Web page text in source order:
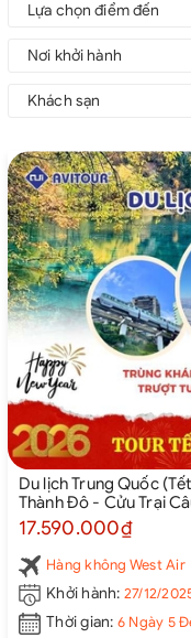
Lựa chọn điểm đến
Nơi khởi hành
Khách sạn
Du lịch Trung Quốc
Thành Đô - Cửu Trại
17.590.000₫
Hàng không West Air
Khởi hành: 27/12/
Thời gian: 6 Ngày 5